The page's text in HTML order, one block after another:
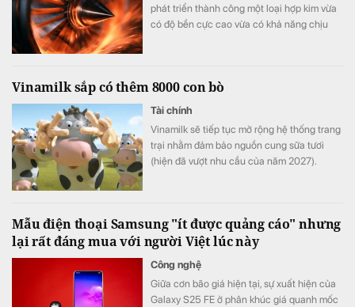
phát triển thành công một loại hợp kim vừa
có độ bền cực cao vừa có khả năng chịu
Vinamilk sắp có thêm 8000 con bò
Tài chính
Vinamilk sẽ tiếp tục mở rộng hệ thống trang
trại nhằm đảm bảo nguồn cung sữa tươi
(hiện đã vượt nhu cầu của năm 2027).
Mẫu điện thoại Samsung "ít được quảng cáo" nhưng
lại rất đáng mua với người Việt lúc này
Công nghệ
Giữa cơn bão giá hiện tại, sự xuất hiện của
Galaxy S25 FE ở phân khúc giá quanh mốc